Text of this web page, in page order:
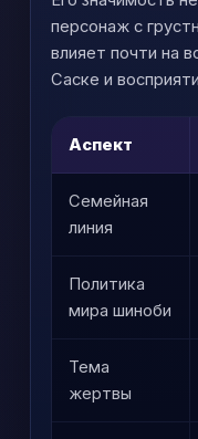
персонаж с
влияет почти на
Саске и
Аспект
Семейная
линия
Политика
мира шиноби
Тема
жертвы